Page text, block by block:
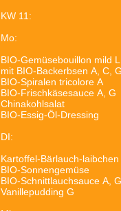
KW 11:
Mo:
BIO-Gemüsebouillon mild L
mit BIO-Backerbsen A, C,
BIO-Spiralen tricolore A
BIO-Frischkäsesauce A, G
Chinakohlsalat
BIO-Essig-Öl-Dressing
DI:
Kartoffel-Bärlauch-laibchen
BIO-Sonnengemüse
BIO-Schnittlauchsauce A, G
Vanillepudding G